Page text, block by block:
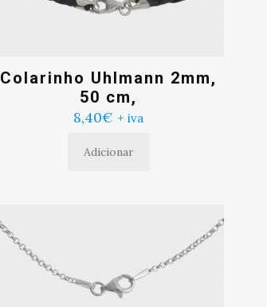
Colarinho Uhlmann 2mm,
50 cm,
8,40€ + iva
Adicionar